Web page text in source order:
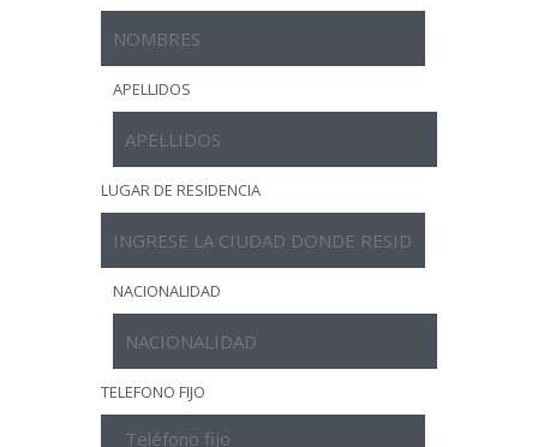
APELLIDOS
LUGAR DE RESIDENCIA
NACIONALIDAD
TELEFONO FIJO